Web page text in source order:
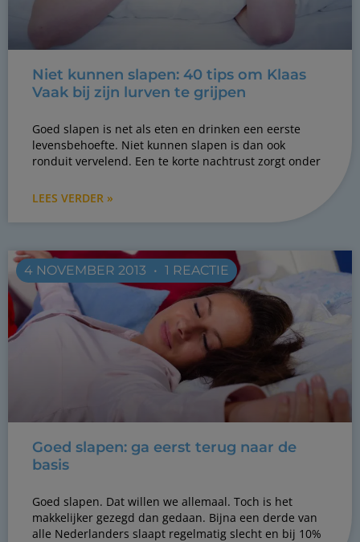
Niet kunnen slapen: 40 tips om Klaas
Vaak bij zijn lurven te grijpen
Goed slapen is net als eten en drinken een eerste
levensbehoefte. Niet kunnen slapen is dan ook
ronduit vervelend. Een te korte nachtrust zorgt onder
LEES VERDER »
Goed slapen: ga eerst terug naar de
basis
Goed slapen. Dat willen we allemaal. Toch is het
makkelijker gezegd dan gedaan. Bijna een derde van
alle Nederlanders slaapt regelmatig slecht en bij 10%
4 NOVEMBER 2013 1 REACTIE